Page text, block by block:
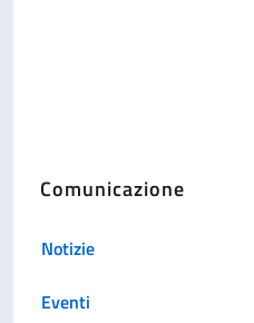
Comunicazione
Notizie
Eventi